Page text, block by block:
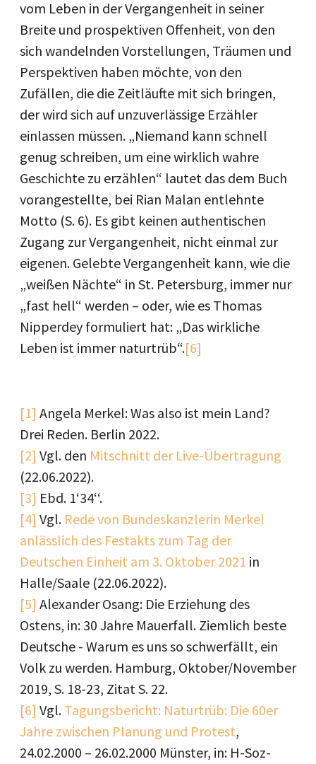
vom Leben in der Vergangenheit in seiner
Breite und prospektiven Offenheit, von den
sich wandelnden Vorstellungen, Träumen und
Perspektiven haben möchte, von den
Zufällen, die die Zeitläufte mit sich bringen,
der wird sich auf unzuverlässige Erzähler
einlassen müssen. „Niemand kann schnell
genug schreiben, um eine wirklich wahre
Geschichte zu erzählen“ lautet das dem Buch
vorangestellte, bei Rian Malan entlehnte
Motto (S. 6). Es gibt keinen authentischen
Zugang zur Vergangenheit, nicht einmal zur
eigenen. Gelebte Vergangenheit kann, wie die
„weißen Nächte“ in St. Petersburg, immer nur
„fast hell“ werden – oder, wie es Thomas
Nipperdey formuliert hat: „Das wirkliche
Leben ist immer naturtrüb“.[6]
[1] Angela Merkel: Was also ist mein Land?
Drei Reden. Berlin 2022.
[2] Vgl. den Mitschnitt der Live-Übertragung
(22.06.2022).
[3] Ebd. 1‘34‘‘.
[4] Vgl. Rede von Bundeskanzlerin Merkel
anlässlich des Festakts zum Tag der
Deutschen Einheit am 3. Oktober 2021 in
Halle/Saale (22.06.2022).
[5] Alexander Osang: Die Erziehung des
Ostens, in: 30 Jahre Mauerfall. Ziemlich beste
Deutsche - Warum es uns so schwerfällt, ein
Volk zu werden. Hamburg, Oktober/November
2019, S. 18-23, Zitat S. 22.
[6] Vgl. Tagungsbericht: Naturtrüb: Die 60er
Jahre zwischen Planung und Protest,
24.02.2000 – 26.02.2000 Münster, in: H-Soz-